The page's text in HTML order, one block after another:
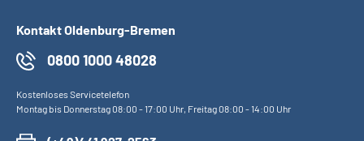
Kontakt Oldenburg-Bremen
0800 1000 48028
Kostenloses Servicetelefon
Montag bis Donnerstag 08:00 - 17:00 Uhr, Freitag 08:00 - 14:00 Uhr